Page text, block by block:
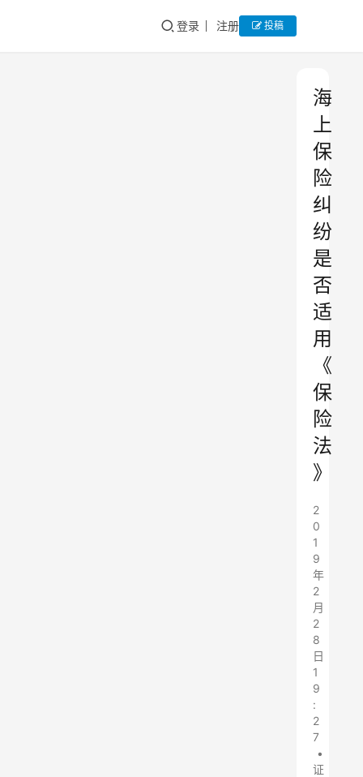
登录 注册 投稿
海
上
保
险
纠
纷
是
否
适
用
《
保
险
法
》
2
0
1
9
年
2
月
2
8
日
1
9
:
2
7
•
证